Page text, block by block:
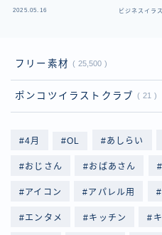
2025.05.16 ビジネスイラ
フリー素材 25,500
ポンコツイラストクラブ 21
4月 OL あしらい
おじさん おばあさん
アイコン アパレル用
エンタメ キッチン